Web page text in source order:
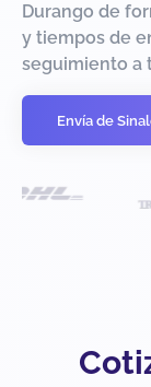
Durango de
y tiempos de
seguimiento a
Envía de